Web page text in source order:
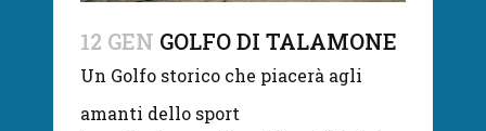
12 GEN GOLFO DI TALAMONE
Un Golfo storico che piacerà agli
amanti dello sport